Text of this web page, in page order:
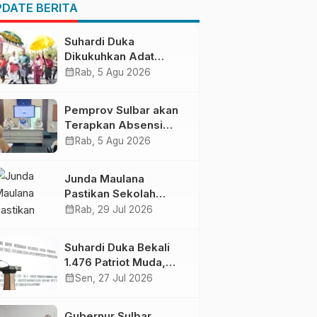
BERITA
Suhardi Duka
Dikukuhkan Adat
Balanipa, Raih Gelar
calendar_month Rab, 5 Agu 2026
Pemprov Sulbar akan
Terapkan Absensi
Online untuk ASN
calendar_month Rab, 5 Agu 2026
Junda Maulana
Pastikan Sekolah
Rakyat Mamuju Siap
calendar_month Rab, 29 Jul 2026
Suhardi Duka Bekali
1.476 Patriot Muda,
Dorong Hasil Riset Jadi
calendar_monthSen, 27 Jul 2026